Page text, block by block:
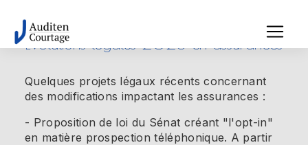
Evolutions légales 2025 en assurances
Quelques projets légaux récents concernant
des modifications impactant les assurances :
- Proposition de loi du Sénat créant "l'opt-in"
en matière prospection téléphonique. A partir